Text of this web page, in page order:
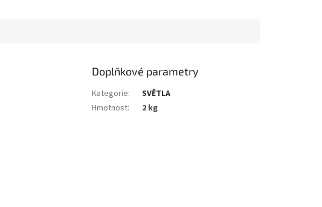
Doplňkové parametry
Kategorie:
SVĚTLA
Hmotnost: 2 kg